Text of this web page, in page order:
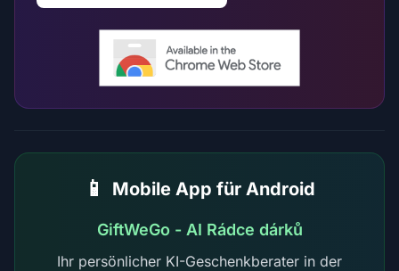
📱 Mobile App für Android
GiftWeGo - AI Rádce dárků
Ihr persönlicher KI-Geschenkberater in der